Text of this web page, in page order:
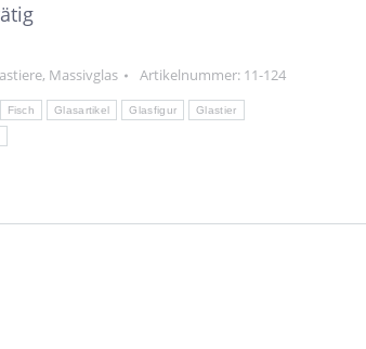
, Massivglas Artikelnummer: 11-124
Fisch Glasartikel Glasfigur Glastier